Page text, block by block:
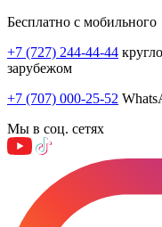
Бесплатно с мобильного
+7 (727) 244-44-44
зарубежом
+7 (707) 000-25-52
Мы в соц. сетях